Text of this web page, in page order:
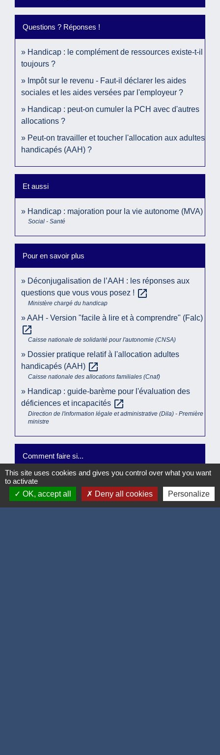
Questions ? Réponses !
Handicap : le complément de ressources existe-t-il
toujours ?
Impôt sur le revenu - Faut-il déclarer les aides
sociales et les aides versées par l'employeur ?
Handicap : peut-on cumuler la PCH avec d'autres
allocations ?
Peut-on travailler et toucher l'allocation aux adultes
handicapés (AAH) ?
Et aussi
Handicap : majoration pour la vie autonome (MVA)
Social - Santé
Pour en savoir plus
Déconjugalisation de l’AAH : les réponses aux
questions que vous vous posez ! open_in_new
Ministère chargé du handicap
AAH - Version "facile à lire et à comprendre" (Falc)
open_in_new
Caisse nationale de solidarité pour l'autonomie (CNSA)
Dossier pratique relatif à l'allocation adultes
handicapés (AAH) open_in_new
Caisse nationale des allocations familiales (Cnaf)
Handicap : guide-barème pour l'évaluation des
déficiences et incapacités open_in_new
Direction de l'information légale et administrative (Dila) - Première
ministre
Comment faire si...
Je suis en situation de handicap
This site uses cookies and gives you control over what you want
to activate
OK, accept all
Deny all cookies Personalize